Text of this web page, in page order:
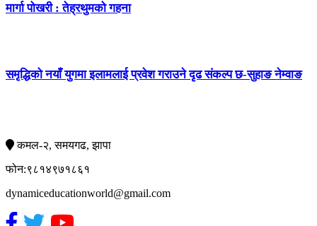
मार्गा पोखरी : तेह्रथुमको गहना
समृद्धिको नयाँ युगमा इलामलाई प्रवेश गराउने दृढ संकल्प छ-सुहाङ नेम्वाङ
कमल-२, समयगढ, झापा
फोन:९८१४९७१८६१
dynamiceducationworld@gmail.com